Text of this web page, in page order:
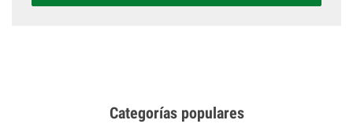
Categorías populares